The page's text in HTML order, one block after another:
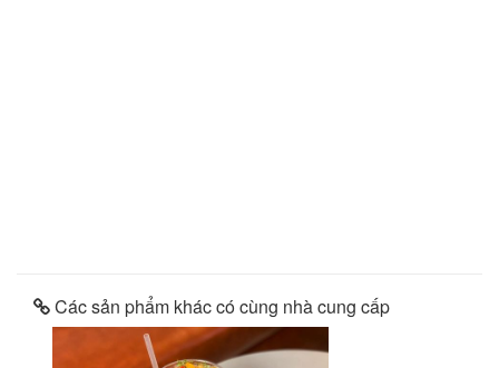
Các sản phẩm khác có cùng nhà cung cấp